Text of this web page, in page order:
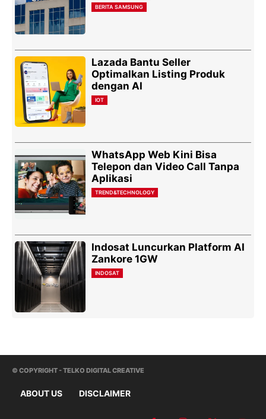
BERITA SAMSUNG
Lazada Bantu Seller
Optimalkan Listing Produk
dengan AI
IOT
WhatsApp Web Kini Bisa
Telepon dan Video Call Tanpa
Aplikasi
TREND&TECHNOLOGY
Indosat Luncurkan Platform AI
Zankore 1GW
INDOSAT
© COPYRIGHT - TELKO DIGITAL CREATIVE
ABOUT US DISCLAIMER